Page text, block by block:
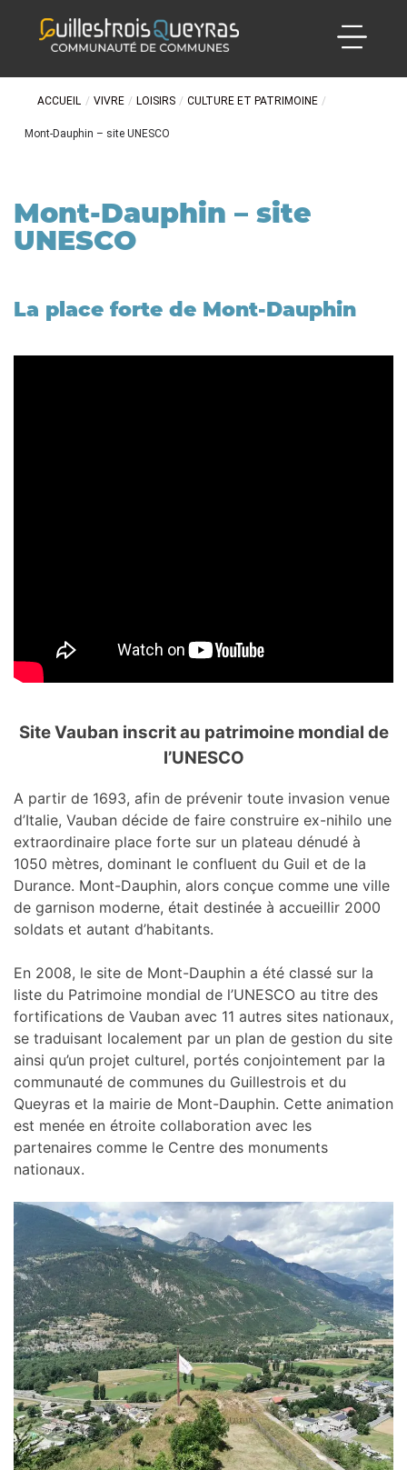
ACCUEIL / VIVRE / LOISIRS / CULTURE ET PATRIMOINE /
Mont-Dauphin – site UNESCO
Mont-Dauphin – site
UNESCO
La place forte de Mont-Dauphin
Site Vauban inscrit au patrimoine mondial de
l’UNESCO
A partir de 1693, afin de prévenir toute invasion venue
d’Italie, Vauban décide de faire construire ex-nihilo une
extraordinaire place forte sur un plateau dénudé à
1050 mètres, dominant le confluent du Guil et de la
Durance. Mont-Dauphin, alors conçue comme une ville
de garnison moderne, était destinée à accueillir 2000
soldats et autant d’habitants.
En 2008, le site de Mont-Dauphin a été classé sur la
liste du Patrimoine mondial de l’UNESCO au titre des
fortifications de Vauban avec 11 autres sites nationaux,
se traduisant localement par un plan de gestion du site
ainsi qu’un projet culturel, portés conjointement par la
communauté de communes du Guillestrois et du
Queyras et la mairie de Mont-Dauphin. Cette animation
est menée en étroite collaboration avec les
partenaires comme le Centre des monuments
nationaux.